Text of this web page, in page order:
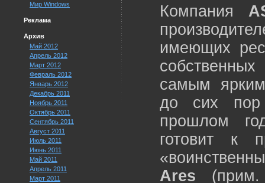
Мир Windows
Реклама
Архив
Май 2012
Апрель 2012
Март 2012
Февраль 2012
Январь 2012
Декабрь 2011
Ноябрь 2011
Октябрь 2011
Сентябрь 2011
Август 2011
Июль 2011
Июнь 2011
Май 2011
Апрель 2011
Март 2011
Компания
имеющих
самым ярким
до сих
прошлом
готовит к
Ares